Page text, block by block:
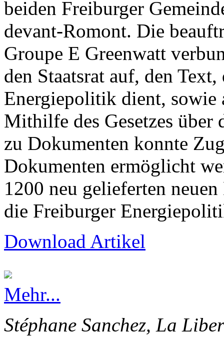
beiden Freiburger
devant-Romont. Die
Groupe E Greenwatt
den Staatsrat auf, den
Energiepolitik dient, sowie
Mithilfe des Gesetzes
zu Dokumenten konnte
Dokumenten ermöglicht
1200 neu gelieferten
die Freiburger
Download Artikel
Mehr...
Stéphane Sanchez, La